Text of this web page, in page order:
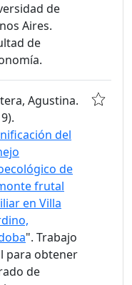
de
Aires.
de
Agustina.
del
de
frutal
en Villa
". Trabajo
para obtener
de